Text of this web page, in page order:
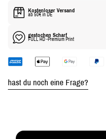
Kostenloser Versand
ab 50€ in DE
gestochen Scharf
FULL HD -Premium Print
hast du noch eine Frage?